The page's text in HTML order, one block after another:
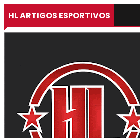
HL ARTIGOS ESPORTIVOS